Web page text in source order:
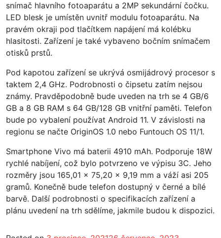
snímač hlavního fotoaparátu a 2MP sekundární čočku.
LED blesk je umístěn uvnitř modulu fotoaparátu. Na
pravém okraji pod tlačítkem napájení má kolébku
hlasitosti. Zařízení je také vybaveno bočním snímačem
otisků prstů.
Pod kapotou zařízení se ukrývá osmijádrový procesor s
taktem 2,4 GHz. Podrobnosti o čipsetu zatím nejsou
známy. Pravděpodobně bude uveden na trh se 4 GB/6
GB a 8 GB RAM s 64 GB/128 GB vnitřní paměti. Telefon
bude po vybalení používat Android 11. V závislosti na
regionu se načte OriginOS 1.0 nebo Funtouch OS 11/1.
Smartphone Vivo má baterii 4910 mAh. Podporuje 18W
rychlé nabíjení, což bylo potvrzeno ve výpisu 3C. Jeho
rozměry jsou 165,01 x 75,20 x 9,19 mm a váží asi 205
gramů. Konečně bude telefon dostupný v černé a bílé
barvě. Další podrobnosti o specifikacích zařízení a
plánu uvedení na trh sdělíme, jakmile budou k dispozici.